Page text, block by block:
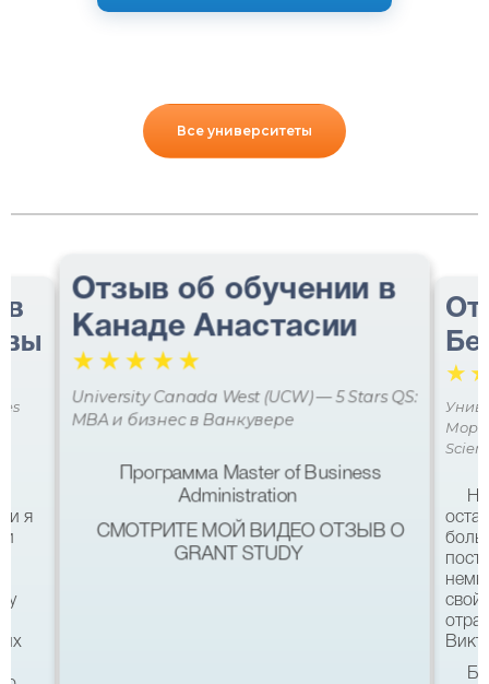
Все университеты
в
я
и
Отзыв об обучении в
Канаде Анастасии
☆☆☆ ☆☆
University Canada West (UCW) — 5 Stars QS:
MBA и бизнес в Ванкувере
Программа Master of Business
Administration
СМОТРИТЕ МОЙ ВИДЕО ОТЗЫВ О
GRANT STUDY
☆
Мора
свой